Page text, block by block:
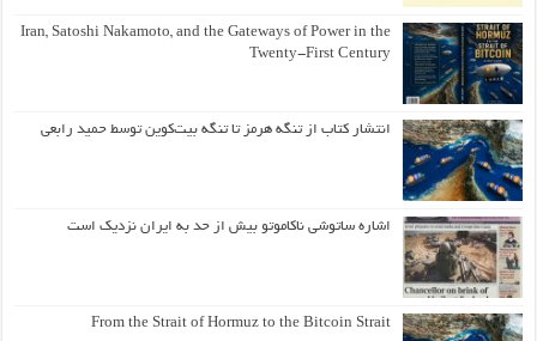
Iran, Satoshi Nakamoto, and the Gateways of Power in the
Twenty-First Century
انتشار کتاب از تنگه هرمز تا تنگه بیت‌کوین توسط حمید رابعی
اشاره ساتوشی ناکاموتو بیش از حد به ایران نزدیک است
From the Strait of Hormuz to the Bitcoin Strait